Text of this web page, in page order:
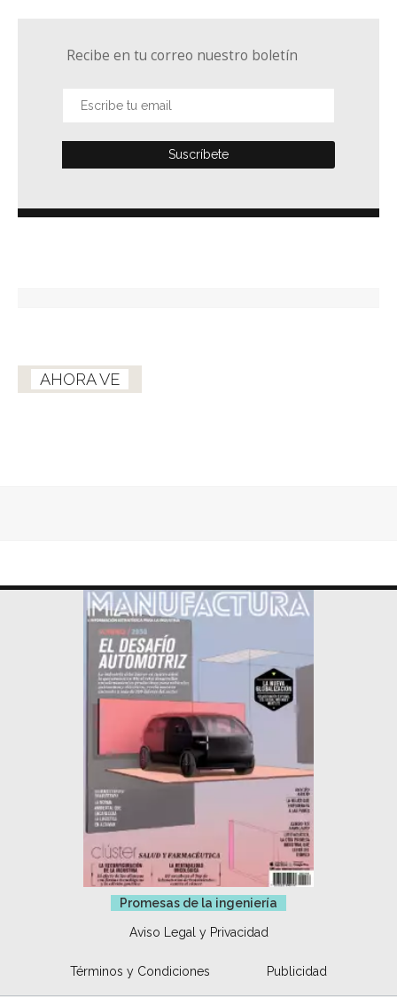
Recibe en tu correo nuestro boletín
AHORA VE
Promesas de la ingeniería
Aviso Legal y Privacidad
Términos y Condiciones Publicidad